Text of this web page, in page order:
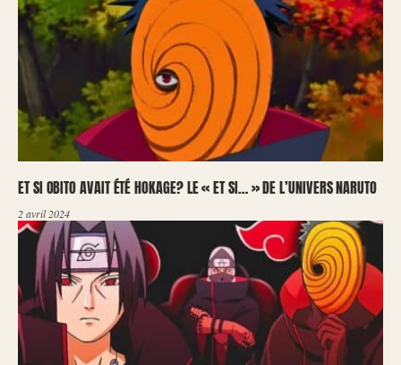
ET SI OBITO AVAIT ÉTÉ HOKAGE? LE « ET SI… » DE L’UNIVERS NARUTO
2 avril 2024